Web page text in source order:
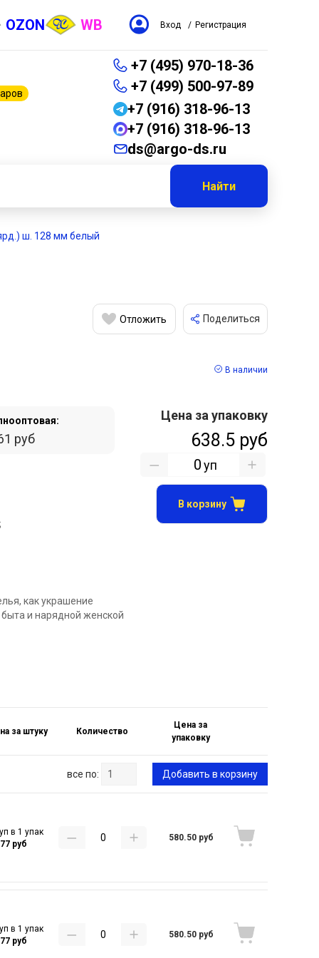
OZON WB Вход / Регистрация
+7 (495) 970-18-36
+7 (499) 500-97-89
+7 (916) 318-96-13
+7 (916) 318-96-13
ds@argo-ds.ru
Найти
ш. 128 мм белый
Отложить Поделиться
В наличии
руб
как украшение
и нарядной женской
Цена за упаковку
638.5 руб
уп
В корзину
за штуку Количество
Цена за
упаковку
все по: Добавить в корзину
в 1 упак
руб
580.50 руб
в 1 упак
руб
580.50 руб